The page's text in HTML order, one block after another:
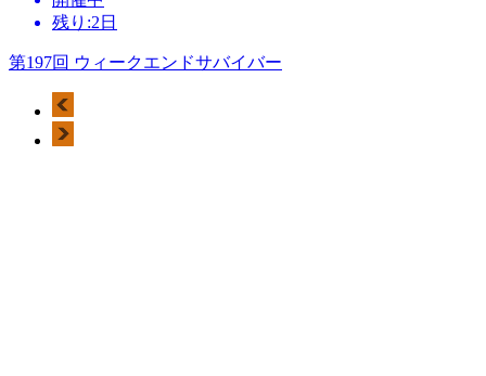
残り:2日
第197回 ウィークエンドサバイバー